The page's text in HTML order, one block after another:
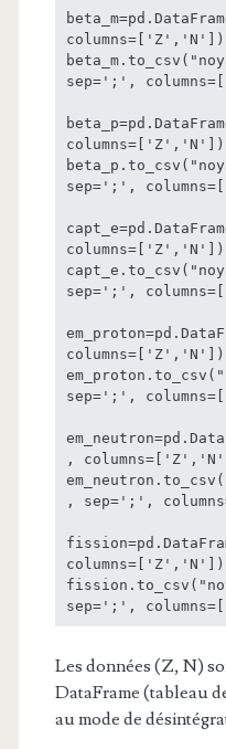
columns=['Z','N'])
sep=';',
columns=['Z','N'])
sep=';',
columns=['Z','N'])
sep=';',
columns=['Z','N'])
sep=';',
,
, sep=';',
columns=['Z','N'])
sep=';',
Les données (Z, N)
DataFrame (tableau
au mode de